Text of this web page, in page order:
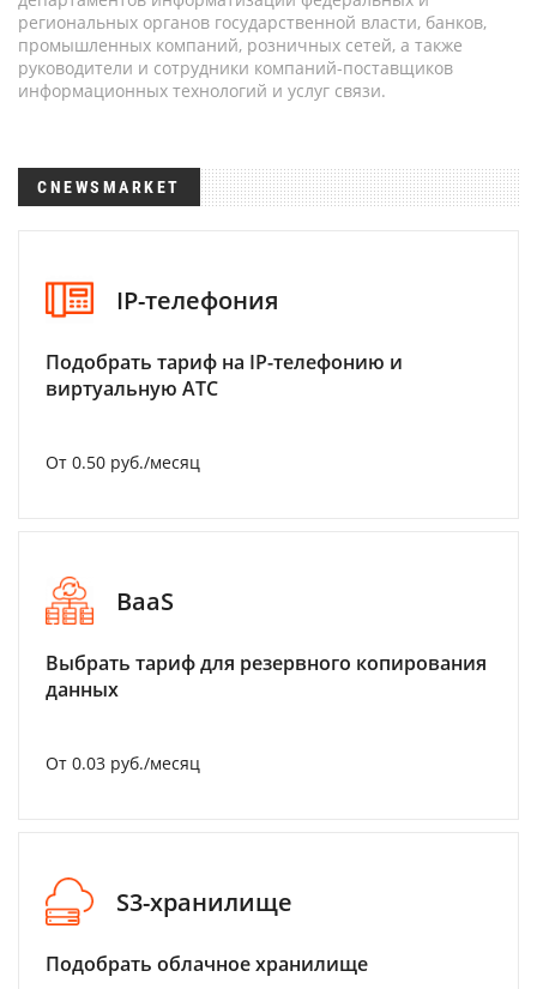
региональных органов государственной власти, банков,
промышленных компаний, розничных сетей, а также
руководители и сотрудники компаний-поставщиков
информационных технологий и услуг связи.
CNEWSMARKET
IP-телефония
Подобрать тариф на IP-телефонию и
виртуальную АТС
От 0.50 руб./месяц
BaaS
Выбрать тариф для резервного копирования
данных
От 0.03 руб./месяц
S3-хранилище
Подобрать облачное хранилище